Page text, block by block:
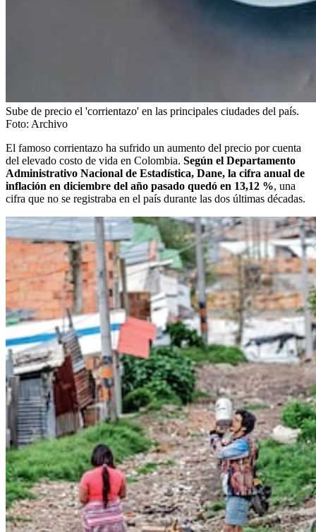
Sube de precio el 'corrientazo' en las principales ciudades del país.
Foto: Archivo
El famoso corrientazo ha sufrido un aumento del precio por cuenta
del elevado costo de vida en Colombia. Según el Departamento
Administrativo Nacional de Estadística, Dane, la cifra anual de
inflación en diciembre del año pasado quedó en 13,12 %, una
cifra que no se registraba en el país durante las dos últimas décadas.